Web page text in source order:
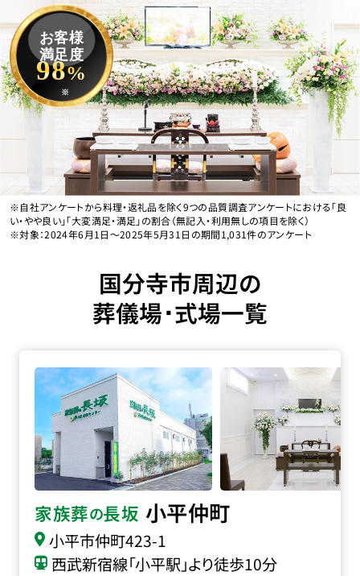
お客様
満足度
98%
※
※自社アンケートから料理・返礼品を除く9つの品質調査アンケートにおける「良
い・やや良い」「大変満足・満足」の割合（無記入・利用無しの項目を除く）
※対象：2024年6月1日〜2025年5月31日の期間1,031件のアンケート
国分寺市周辺の
葬儀場･式場一覧
家族葬の長坂 小平仲町
小平市仲町423-1
西武新宿線「小平駅」より徒歩10分
家族葬の長坂 小平仲町の詳細へ